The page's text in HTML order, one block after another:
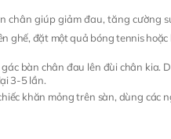
giúp giảm đau, tăng cường
ghế, đặt một quả bóng tennis
bàn chân đau lên đùi chân kia.
3-5 lần.
khăn mỏng trên sàn, dùng các